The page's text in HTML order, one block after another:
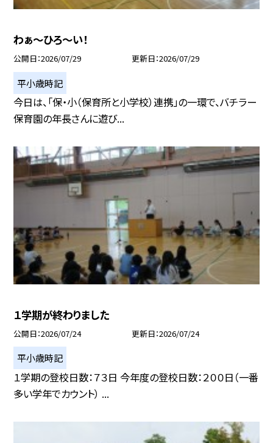
わぁ～ひろ～い！
公開日 2026/07/29 更新日 2026/07/29
平小歳時記
今日は、「保・小（保育所と小学校）連携」の一環で、バチラー
保育園の年長さんに遊び...
１学期が終わりました
公開日 2026/07/24 更新日 2026/07/24
平小歳時記
１学期の登校日数：７３日 今年度の登校日数：２００日（一番
多い学年でカウント） ...